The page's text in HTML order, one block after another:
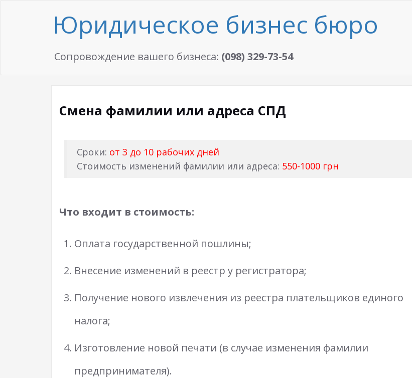
Юридическое бизнес бюро
Сопровождение вашего бизнеса: (098) 329-73-54
Смена фамилии или адреса СПД
Сроки: от 3 до 10 рабочих дней
Стоимость изменений фамилии или адреса: 550-1000 грн
Что входит в стоимость:
Оплата государственной пошлины;
Внесение изменений в реестр у регистратора;
Получение нового извлечения из реестра плательщиков единого
налога;
Изготовление новой печати (в случае изменения фамилии
предпринимателя).